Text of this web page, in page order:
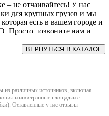
– не отчаивайтесь! У нас
для крупных грузов и мы
есть в вашем городе и
Просто позвоните нам и
из различных источников, включая
и иностранные площадки с
Оставленные у нас отзывы